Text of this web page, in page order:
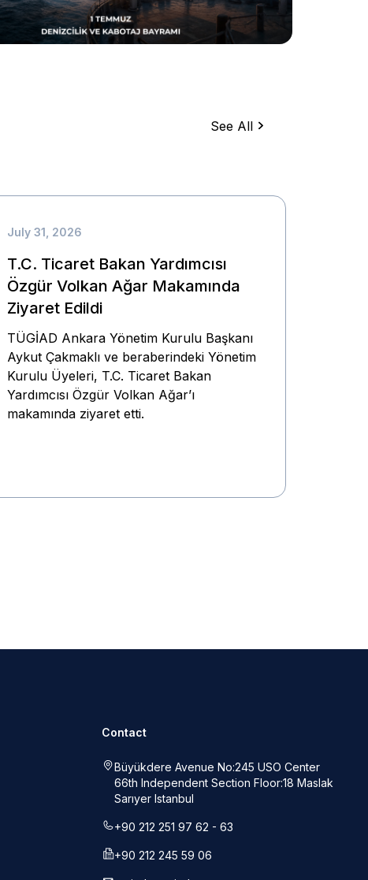
See All
July 31, 2026
T.C. Ticaret Bakan Yardımcısı
Özgür Volkan Ağar Makamında
Ziyaret Edildi
TÜGİAD Ankara Yönetim Kurulu Başkanı
Aykut Çakmaklı ve beraberindeki Yönetim
Kurulu Üyeleri, T.C. Ticaret Bakan
Yardımcısı Özgür Volkan Ağar’ı
makamında ziyaret etti.
Contact
Büyükdere Avenue No:245 USO Center
66th Independent Section Floor:18 Maslak
Sarıyer Istanbul
+90 212 251 97 62 - 63
+90 212 245 59 06